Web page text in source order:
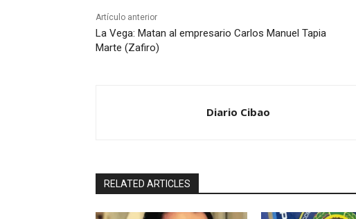
Artículo anterior
La Vega: Matan al empresario Carlos Manuel Tapia
Marte (Zafiro)
Diario Cibao
RELATED ARTICLES